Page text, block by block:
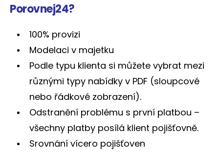
Porovnej24?
100% provizi
Modelaci v majetku
Podle typu klienta si můžete vybrat mezi
různými typy nabídky v PDF (sloupcové
nebo řádkové zobrazení).
Odstranění problému s první platbou –
všechny platby posílá klient pojišťovně.
Srovnání vícero pojišťoven